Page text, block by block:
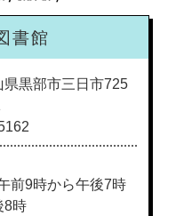
書館
黒部市三日市725
前9時から午後7時
8時